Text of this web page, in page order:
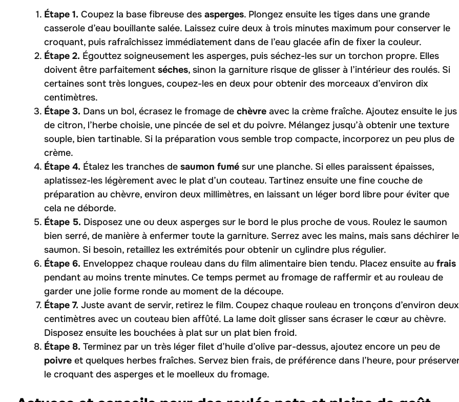
Étape 1. Coupez la base fibreuse des asperges. Plongez ensuite les tiges dans une grande
casserole d’eau bouillante salée. Laissez cuire deux à trois minutes maximum pour conserver le
croquant, puis rafraîchissez immédiatement dans de l’eau glacée afin de fixer la couleur.
Étape 2. Égouttez soigneusement les asperges, puis séchez-les sur un torchon propre. Elles
doivent être parfaitement séches, sinon la garniture risque de glisser à l’intérieur des roulés. Si
certaines sont très longues, coupez-les en deux pour obtenir des morceaux d’environ dix
centimètres.
Étape 3. Dans un bol, écrasez le fromage de chèvre avec la crème fraîche. Ajoutez ensuite le jus
de citron, l’herbe choisie, une pincée de sel et du poivre. Mélangez jusqu’à obtenir une texture
souple, bien tartinable. Si la préparation vous semble trop compacte, incorporez un peu plus de
crème.
Étape 4. Étalez les tranches de saumon fumé sur une planche. Si elles paraissent épaisses,
aplatissez-les légèrement avec le plat d’un couteau. Tartinez ensuite une fine couche de
préparation au chèvre, environ deux millimètres, en laissant un léger bord libre pour éviter que
cela ne déborde.
Étape 5. Disposez une ou deux asperges sur le bord le plus proche de vous. Roulez le saumon
bien serré, de manière à enfermer toute la garniture. Serrez avec les mains, mais sans déchirer le
saumon. Si besoin, retaillez les extrémités pour obtenir un cylindre plus régulier.
Étape 6. Enveloppez chaque rouleau dans du film alimentaire bien tendu. Placez ensuite au frais
pendant au moins trente minutes. Ce temps permet au fromage de raffermir et au rouleau de
garder une jolie forme ronde au moment de la découpe.
Étape 7. Juste avant de servir, retirez le film. Coupez chaque rouleau en tronçons d’environ deux
centimètres avec un couteau bien affûté. La lame doit glisser sans écraser le cœur au chèvre.
Disposez ensuite les bouchées à plat sur un plat bien froid.
Étape 8. Terminez par un très léger filet d’huile d’olive par-dessus, ajoutez encore un peu de
poivre et quelques herbes fraîches. Servez bien frais, de préférence dans l’heure, pour
le croquant des asperges et le moelleux du fromage.